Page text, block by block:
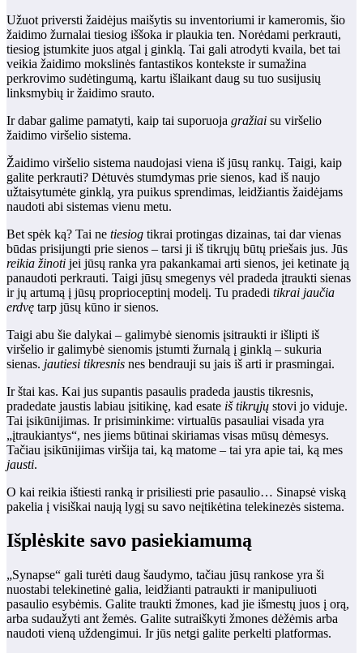
Užuot priversti žaidėjus maišytis su inventoriumi ir kameromis, šio
žaidimo žurnalai tiesiog iššoka ir plaukia ten. Norėdami perkrauti,
tiesiog įstumkite juos atgal į ginklą. Tai gali atrodyti kvaila, bet tai
veikia žaidimo mokslinės fantastikos kontekste ir sumažina
perkrovimo sudėtingumą, kartu išlaikant daug su tuo susijusių
linksmybių ir žaidimo srauto.
Ir dabar galime pamatyti, kaip tai suporuoja gražiai su viršelio
žaidimo viršelio sistema.
Žaidimo viršelio sistema naudojasi viena iš jūsų rankų. Taigi, kaip
galite perkrauti? Dėtuvės stumdymas prie sienos, kad iš naujo
užtaisytumėte ginklą, yra puikus sprendimas, leidžiantis žaidėjams
naudoti abi sistemas vienu metu.
Bet spėk ką? Tai ne tiesiog tikrai protingas dizainas, tai dar vienas
būdas prisijungti prie sienos – tarsi ji iš tikrųjų būtų priešais jus. Jūs
reikia žinoti jei jūsų ranka yra pakankamai arti sienos, jei ketinate ją
panaudoti perkrauti. Taigi jūsų smegenys vėl pradeda įtraukti sienas
ir jų artumą į jūsų proprioceptinį modelį. Tu pradedi tikrai jaučia
erdvę tarp jūsų kūno ir sienos.
Taigi abu šie dalykai – galimybė sienomis įsitraukti ir išlipti iš
viršelio ir galimybė sienomis įstumti žurnalą į ginklą – sukuria
sienas. jautiesi tikresnis nes bendrauji su jais iš arti ir prasmingai.
Ir štai kas. Kai jus supantis pasaulis pradeda jaustis tikresnis,
pradedate jaustis labiau įsitikinę, kad esate iš tikrųjų stovi jo viduje.
Tai įsikūnijimas. Ir prisiminkime: virtualūs pasauliai visada yra
„įtraukiantys“, nes jiems būtinai skiriamas visas mūsų dėmesys.
Tačiau įsikūnijimas viršija tai, ką matome – tai yra apie tai, ką mes
jausti.
O kai reikia ištiesti ranką ir prisiliesti prie pasaulio… Sinapsė viską
pakelia į visiškai naują lygį su savo neįtikėtina telekinezės sistema.
Išplėskite savo pasiekiamumą
„Synapse“ gali turėti daug šaudymo, tačiau jūsų rankose yra ši
nuostabi telekinetinė galia, leidžianti patraukti ir manipuliuoti
pasaulio esybėmis. Galite traukti žmones, kad jie išmestų juos į orą,
arba sudaužyti ant žemės. Galite sutraiškyti žmones dėžėmis arba
naudoti vieną uždengimui. Ir jūs netgi galite perkelti platformas.